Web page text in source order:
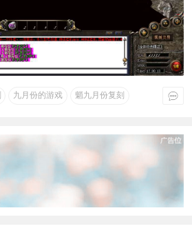
九月份的游戏 魈九月份复刻